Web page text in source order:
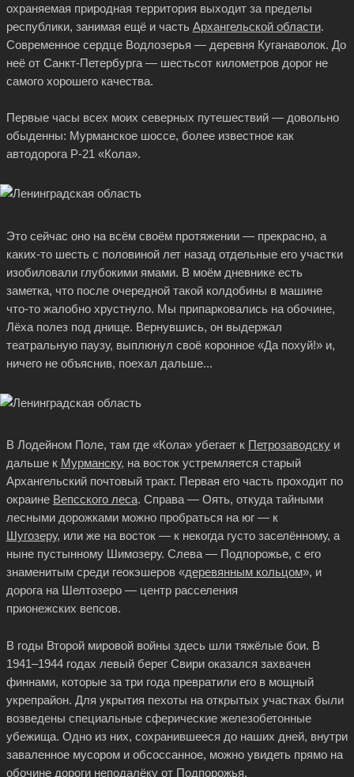
охраняемая природная территория выходит за пределы
республики, занимая ещё и часть Архангельской области.
Современное сердце Водлозерья — деревня Куганаволок. До
неё от Санкт-Петербурга — шестьсот километров дорог не
самого хорошего качества.
Первые часы всех моих северных путешествий — довольно
обыденны: Мурманское шоссе, более известное как
автодорога Р-21 «Кола».
Это сейчас оно на всём своём протяжении — прекрасно, а
каких-тошесть с половиной лет назад отдельные его участки
изобиловали глубокими ямами. В моём дневнике есть
заметка, что после очередной такой колдобины в машине
что-тожалобно хрустнуло. Мы припарковались на обочине,
Лёха полез под днище. Вернувшись, он выдержал
театральную паузу, выплюнул своё коронное «Да похуй!» и,
ничего не объяснив, поехал дальше...
В Лодейном Поле, там где «Кола» убегает к Петрозаводскуи
дальше к Мурманску, на восток устремляется старый
Архангельский почтовый тракт. Первая его часть проходит по
окраине Вепсского леса. Справа — Оять, откуда тайными
лесными дорожками можно пробраться на юг — к
Шугозеру, или же на восток — к некогда густо заселённому, а
ныне пустынному Шимозеру. Слева — Подпорожье, с его
знаменитым среди геокэшеров «деревянным кольцом», и
дорога на Шелтозеро — центр расселения
прионежских вепсов.
В годы Второй мировой войны здесь шли тяжёлые бои. В
1941–1944 годах левый берег Свири оказался захвачен
финнами, которые за три года превратили его в мощный
укрепрайон. Для укрытия пехоты на открытых участках были
возведены специальные сферические железобетонные
убежища. Одно из них, сохранившееся до наших дней, внутри
заваленное мусором и обсоссанное, можно увидеть прямо на
обочине дороги неподалёку от Подпорожья.